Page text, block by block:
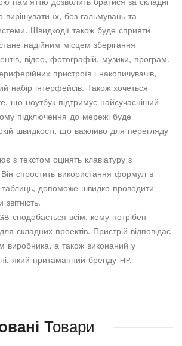
пам'яттю дозволить братися за складні
їх, без гальмувань та
Швидкодії також буде сприяти
надійним місцем зберігання
відео, фотографій, музики, програм.
пристроїв і накопичувачів,
набір інтерфейсів. Також хочеться
що ноутбук підтримує найсучасніший
підключення до мережі буде
швидкості, що важливо для перегляду
з текстом оцінять клавіатуру з
спростить використання формул в
таблиць, допоможе швидко проводити
сподобається всім, кому потрібен
складних проектів. Пристрій відповідає
виробника, а також виконаний у
який притаманний бренду HP.
Товари